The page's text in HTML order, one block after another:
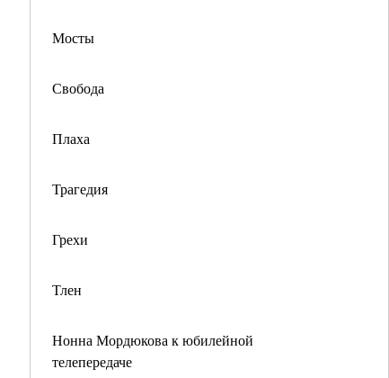
Мосты
Свобода
Плаха
Трагедия
Грехи
Тлен
Нонна Мордюкова к юбилейной
телепередаче